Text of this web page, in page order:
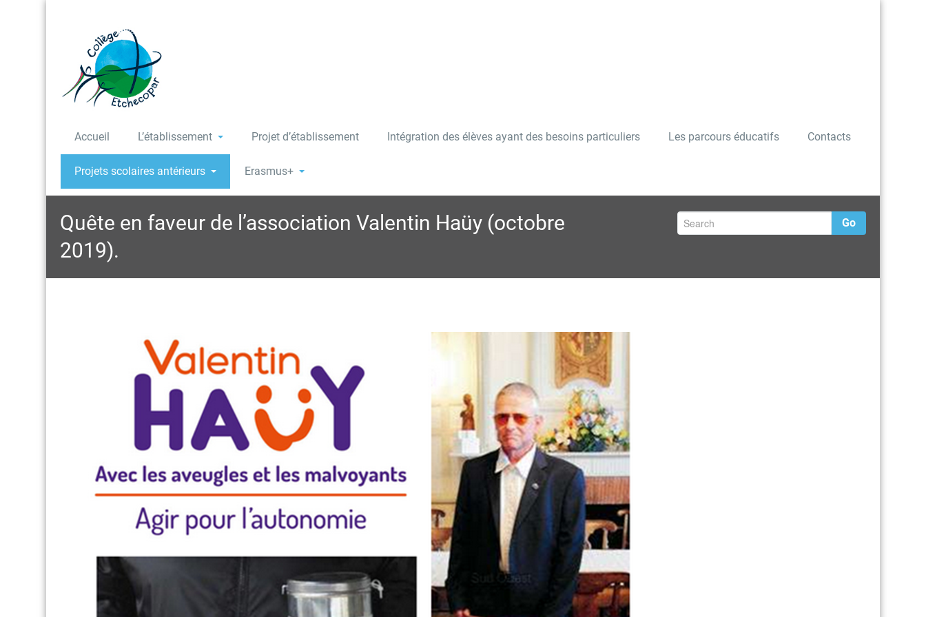
Accueil L’établissement Projet d’établissement Intégration des élèves ayant des besoins particuliers Les parcours éducatifs Contacts
Projets scolaires antérieurs Erasmus+
Quête en faveur de l’association Valentin Haüy (octobre
2019).
Go